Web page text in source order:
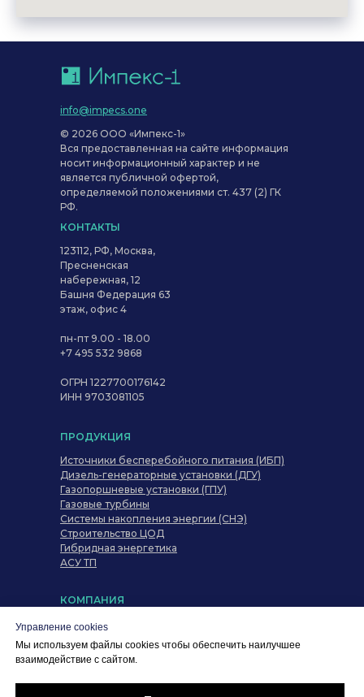
© 2026 ООО «Импекс-1»
Вся предоставленная на сайте информация
носит информационный характер и не
является публичной офертой,
определяемой положениями ст. 437 (2) ГК
РФ.
info@impecs.one
123112, РФ, Москва,
Пресненская
набережная, 12
Башня Федерация 63
этаж, офис 4
пн-пт 9.00 - 18.00
+7 495 532 9868
ОГРН 1227700176142
ИНН 9703081105
КОНТАКТЫ
О компании
КОМПАНИЯ
Источники бесперебойного питания (ИБП)
Дизель-генераторные установки (ДГУ)
Газопоршневые установки (ГПУ)
Газовые турбины
Системы накопления энергии (СНЭ)
Строительство ЦОД
Гибридная энергетика
АСУ ТП
ПРОДУКЦИЯ
Дилерам
Кейсы
Управление cookies
Мы используем файлы cookies чтобы обеспечить наилучшее
взаимодействие с сайтом.